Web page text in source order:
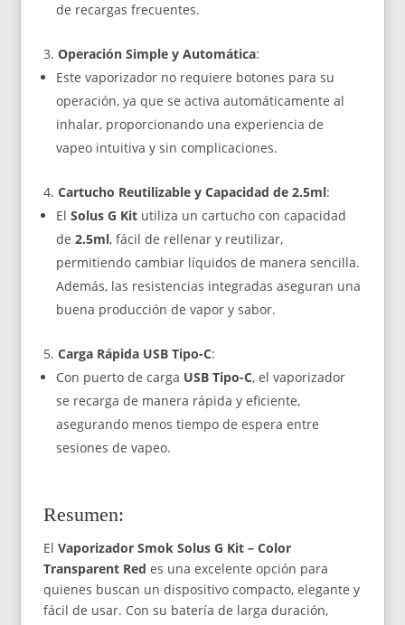
de recargas frecuentes.
Operación Simple y Automática:
Este vaporizador no requiere botones para su
operación, ya que se activa automáticamente al
inhalar, proporcionando una experiencia de
vapeo intuitiva y sin complicaciones.
Cartucho Reutilizable y Capacidad de 2.5ml:
ElSolus G Kit utiliza un cartucho con capacidad
de2.5ml, fácil de rellenar y reutilizar,
permitiendo cambiar líquidos de manera sencilla.
Además, las resistencias integradas aseguran una
buena producción de vapor y sabor.
Carga Rápida USB Tipo-C:
Con puerto de carga USB Tipo-C, el vaporizador
se recarga de manera rápida y eficiente,
asegurando menos tiempo de espera entre
sesiones de vapeo.
Resumen:
ElVaporizador Smok Solus G Kit – Color
Transparent Red es una excelente opción para
quienes buscan un dispositivo compacto, elegante y
fácil de usar. Con su batería de larga duración,